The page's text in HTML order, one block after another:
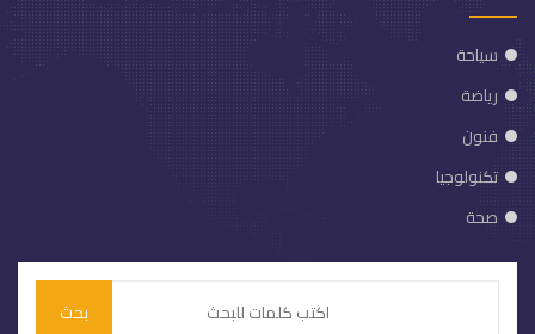
سياحة
رياضة
فنون
تكنولوجيا
صحة
بحث